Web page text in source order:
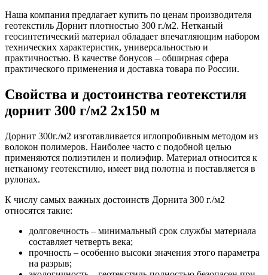
Наша компания предлагает купить по ценам производителя
геотекстиль Дорнит плотностью 300 г./м2. Нетканый
геосинтетический материал обладает впечатляющим набором
технических характеристик, универсальностью и
практичностью. В качестве бонусов – обширная сфера
практического применения и доставка товара по России.
Свойства и достоинства геотекстиля
дорнит 300 г/м2 2x150 м
Дорнит 300г./м2 изготавливается иглопробивным методом из
волокон полимеров. Наиболее часто с подобной целью
применяются полиэтилен и полиэфир. Материал относится к
нетканому геотекстилю, имеет вид полотна и поставляется в
рулонах.
К числу самых важных достоинств Дорнита 300 г./м2
относятся такие:
долговечность – минимальный срок службы материала
составляет четверть века;
прочность – особенно высоки значения этого параметра
на разрыв;